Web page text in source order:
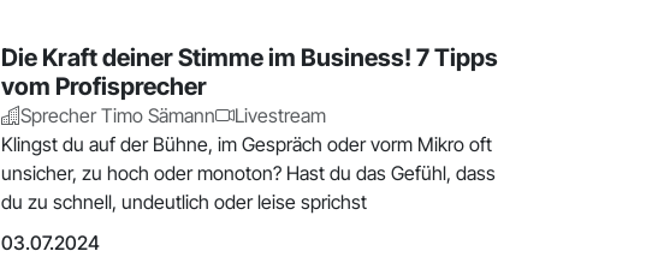
Die Kraft deiner Stimme im Business! 7 Tipps
vom Profisprecher
Sprecher Timo Sämann
Livestream
Klingst du auf der Bühne, im Gespräch oder vorm Mikro oft
unsicher, zu hoch oder monoton? Hast du das Gefühl, dass
du zu schnell, undeutlich oder leise sprichst
03.07.2024